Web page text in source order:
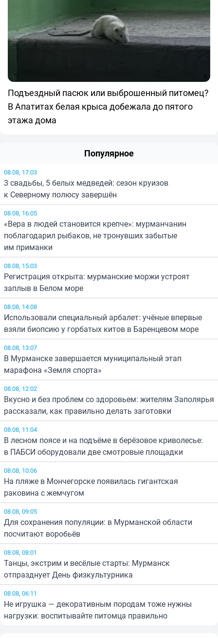
Подъездный пасюк или выброшенный питомец?
В Апатитах белая крыса добежала до пятого
этажа дома
Популярное
08.08, 17:03
3 свадьбы, 5 белых медведей: сезон круизов
к Северному полюсу завершён
08.08, 16:05
«Вера в людей становится крепче»: мурманчанин
поблагодарил рыбаков, не тронувших забытые
им приманки
08.08, 15:03
Регистрация открыта: мурманские моржи устроят
заплыв в Белом море
08.08, 14:08
Использовали специальный арбалет: учёные впервые
взяли биопсию у горбатых китов в Баренцевом море
08.08, 13:07
В Мурманске завершается муниципальный этап
марафона «Земля спорта»
08.08, 12:02
Вкусно и без проблем со здоровьем: жителям Заполярья
рассказали, как правильно делать заготовки
08.08, 11:04
В лесном поясе и на подъёме в берёзовое криволесье:
в ПАБСИ оборудовали две смотровые площадки
08.08, 10:06
На пляже в Мончегорске появилась гигантская
раковина с жемчугом
08.08, 09:05
Для сохранения популяции: в Мурманской области
посчитают воробьёв
08.08, 08:01
Танцы, экстрим и весёлые старты: Мурманск
отпразднует День физкультурника
08.08, 06:11
Не игрушка — декоративным породам тоже нужны
нагрузки: воспитывайте питомца правильно